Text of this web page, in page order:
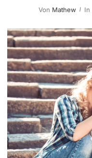
Von Mathew In